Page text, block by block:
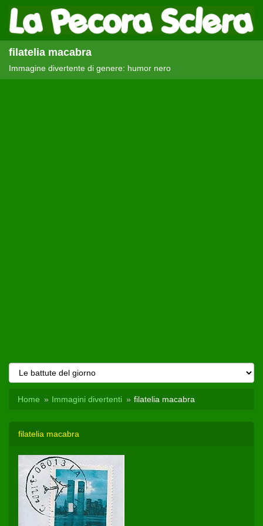
filatelia macabra
Immagine divertente di genere: humor nero
Home Immagini divertenti filatelia macabra
filatelia macabra